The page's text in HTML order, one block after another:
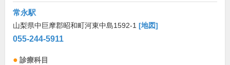
常永駅
山梨県中巨摩郡昭和町河東中島1592-1 [地図]
055-244-5911
診療科目